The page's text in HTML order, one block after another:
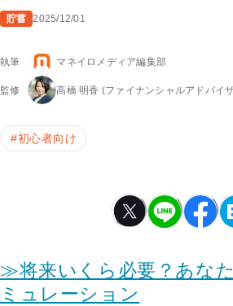
貯蓄 2025/12/01
執筆 マネイロメディア編集部
監修 高橋 明香 (ファイナンシャルアドバイ
#初心者向け
≫将来いくら必要？あな
ミュレーション